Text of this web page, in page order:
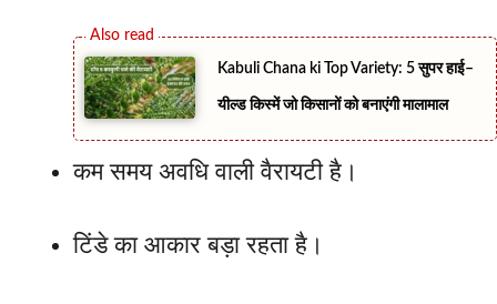
Kabuli Chana ki Top Variety: 5 सुपर हाई–
यील्ड किस्में जो किसानों को बनाएंगी मालामाल
कम समय अवधि वाली वैरायटी है।
टिंडे का आकार बड़ा रहता है।